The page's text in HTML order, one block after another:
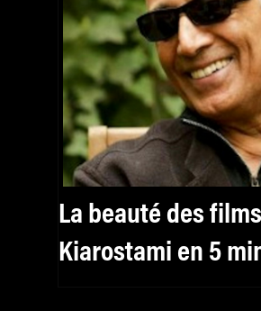
La beauté des films
Kiarostami en 5